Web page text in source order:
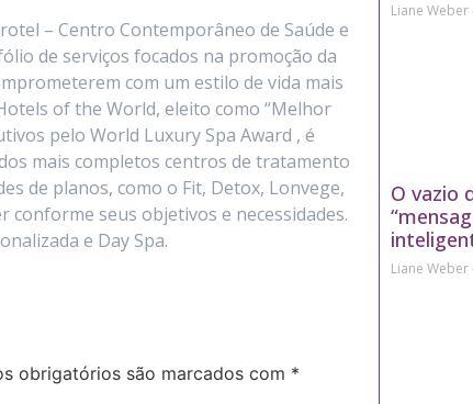
– Centro Contemporâneo de Saúde e
de serviços focados na promoção da
com um estilo de vida mais
of the World, eleito como “Melhor
pelo World Luxury Spa Award , é
mais completos centros de tratamento
de planos, como o Fit, Detox, Lonvege,
conforme seus objetivos e necessidades.
e Day Spa.
obrigatórios são marcados com *
Liane Weber
O vazio
Liane Weber